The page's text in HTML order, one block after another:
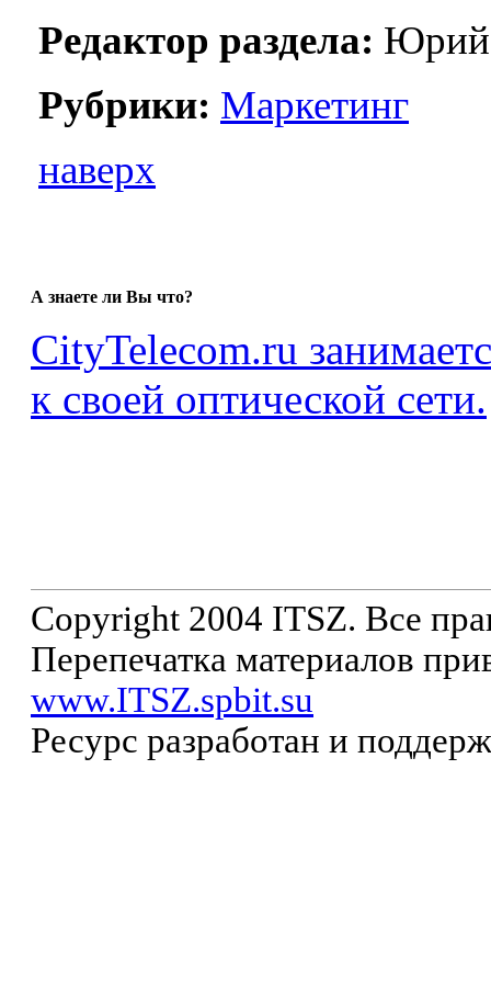
Редактор раздела: Юрий
Рубрики: Маркетинг
наверх
А знаете ли Вы что?
CityTelecom.ru
к своей оптической сети.
Copyright 2004 ITSZ. Все
Перепечатка материалов
www.ITSZ.spbit.su
Ресурс разработан и